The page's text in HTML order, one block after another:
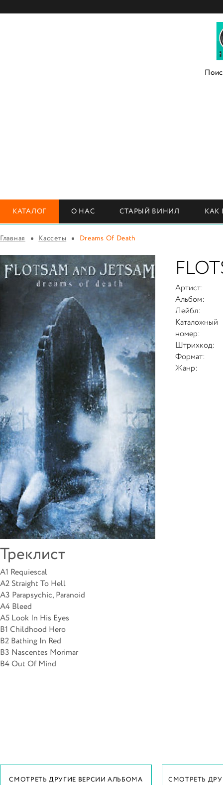
КАТАЛОГ О НАС СТАРЫЙ ВИНИЛ КАК
Главная Кассеты Dreams Of Death
Артист:
Альбом:
Лейбл:
Каталожный
номер:
Штрихкод:
Формат:
Жанр:
Треклист
A1 Requiescal
A2 Straight To Hell
A3 Parapsychic, Paranoid
A4 Bleed
A5 Look In His Eyes
B1 Childhood Hero
B2 Bathing In Red
B3 Nascentes Morimar
B4 Out Of Mind
СМОТРЕТЬ ДРУГИЕ ВЕРСИИ АЛЬБОМА СМОТРЕТЬ